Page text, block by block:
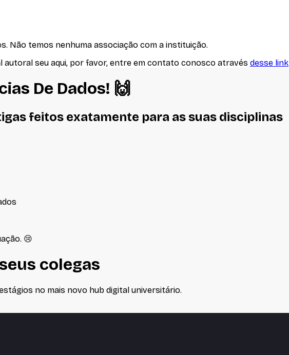
. Não temos nenhuma associação com a instituição.
autoral seu aqui, por favor, entre em contato conosco através desse link
De Dados! 🙌
feitos exatamente para as suas disciplinas
😢
colegas
no mais novo hub digital universitário.